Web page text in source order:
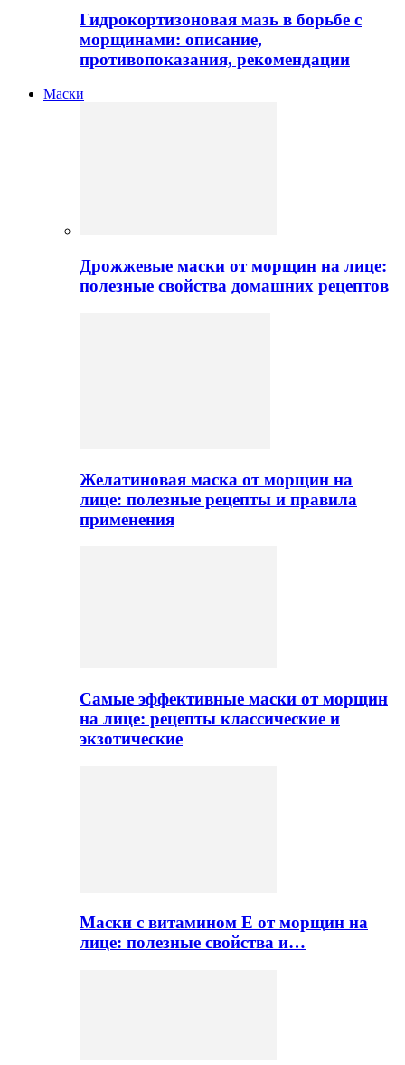
Гидрокортизоновая мазь в борьбе с
морщинами: описание,
противопоказания, рекомендации
Маски
Дрожжевые маски от морщин на лице:
полезные свойства домашних рецептов
Желатиновая маска от морщин на
лице: полезные рецепты и правила
применения
Самые эффективные маски от морщин
на лице: рецепты классические и
экзотические
Маски с витамином Е от морщин на
лице: полезные свойства и…